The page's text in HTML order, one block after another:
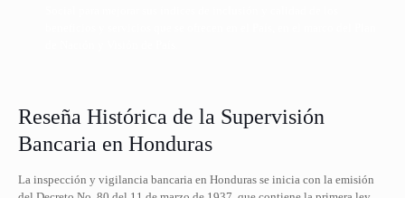
Reseña Histórica de la Supervisión
Bancaria en Honduras
La inspección y vigilancia bancaria en Honduras se inicia con la emisión